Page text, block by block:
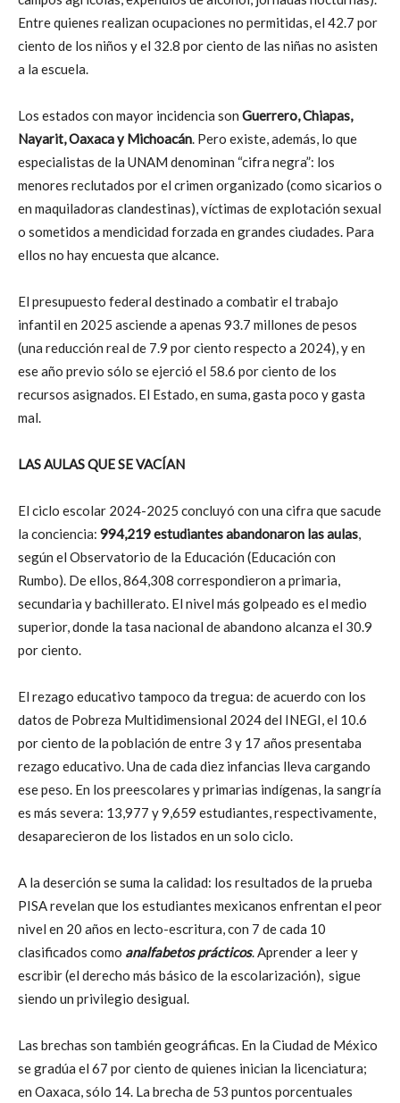
Entre quienes realizan ocupaciones no permitidas, el 42.7 por
ciento de los niños y el 32.8 por ciento de las niñas no asisten
a la escuela.
Los estados con mayor incidencia son Guerrero, Chiapas,
Nayarit, Oaxaca y Michoacán. Pero existe, además, lo que
especialistas de la UNAM denominan “cifra negra”: los
menores reclutados por el crimen organizado (como sicarios o
en maquiladoras clandestinas), víctimas de explotación sexual
o sometidos a mendicidad forzada en grandes ciudades. Para
ellos no hay encuesta que alcance.
El presupuesto federal destinado a combatir el trabajo
infantil en 2025 asciende a apenas 93.7 millones de pesos
(una reducción real de 7.9 por ciento respecto a 2024), y en
ese año previo sólo se ejerció el 58.6 por ciento de los
recursos asignados. El Estado, en suma, gasta poco y gasta
mal.
LAS AULAS QUE SE VACÍAN
El ciclo escolar 2024-2025 concluyó con una cifra que sacude
la conciencia: 994,219 estudiantes abandonaron las aulas,
según el Observatorio de la Educación (Educación con
Rumbo). De ellos, 864,308 correspondieron a primaria,
secundaria y bachillerato. El nivel más golpeado es el medio
superior, donde la tasa nacional de abandono alcanza el 30.9
por ciento.
El rezago educativo tampoco da tregua: de acuerdo con los
datos de Pobreza Multidimensional 2024 del INEGI, el 10.6
por ciento de la población de entre 3 y 17 años presentaba
rezago educativo. Una de cada diez infancias lleva cargando
ese peso. En los preescolares y primarias indígenas, la sangría
es más severa: 13,977 y 9,659 estudiantes, respectivamente,
desaparecieron de los listados en un solo ciclo.
A la deserción se suma la calidad: los resultados de la prueba
PISA revelan que los estudiantes mexicanos enfrentan el peor
nivel en 20 años en lecto-escritura, con 7 de cada 10
clasificados como analfabetos prácticos. Aprender a leer y
escribir (el derecho más básico de la escolarización), sigue
siendo un privilegio desigual.
Las brechas son también geográficas. En la Ciudad de México
se gradúa el 67 por ciento de quienes inician la licenciatura;
en Oaxaca, sólo 14. La brecha de 53 puntos porcentuales